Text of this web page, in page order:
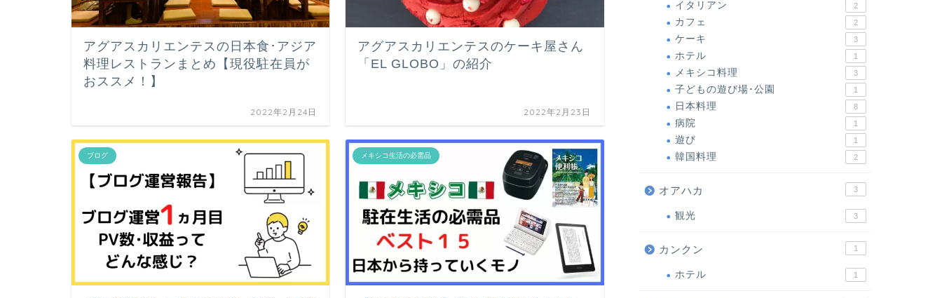
アグアスカリエンテスの日本食･アジア
料理レストランまとめ【現役駐在員が
おススメ！】
2022年2月24日
アグアスカリエンテスのケーキ屋さん
「EL GLOBO」の紹介
2022年2月23日
ブログ メキシコ生活の必需品
イタリアン 2
カフェ 2
ケーキ 3
ホテル 1
メキシコ料理 3
子どもの遊び場･公園 1
日本料理 8
病院 1
遊び 1
韓国料理 2
オアハカ 3
観光 3
カンクン 1
ホテル 1